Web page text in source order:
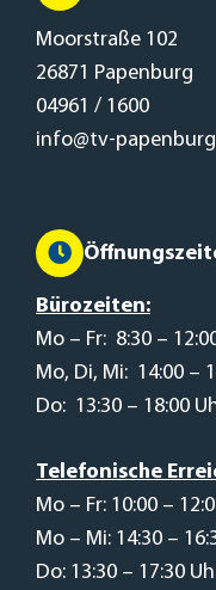
Moorstraße 102
26871 Papenburg
04961 / 1600
info@tv-
Bürozeiten:
Mo – Fr: 8:30 –
Mo, Di, Mi: 14:00 –
Do: 13:30 – 18:00
Telefonische
Mo – Fr: 10:00 –
Mo – Mi: 14:30 –
Do: 13:30 – 17:30